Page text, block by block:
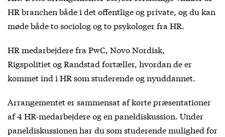
HR branchen både i det offentlige og private, og du kan
møde både to sociolog og to psykologer fra HR.
HR medarbejdere fra PwC, Novo Nordisk,
Rigspolitiet og Randstad fortæller, hvordan de er
kommet ind i HR som studerende og nyuddannet.
Arrangementet er sammensat af korte præsentationer
af 4 HR-medarbejdere og en paneldiskussion. Under
paneldiskussionen har du som studerende mulighed for